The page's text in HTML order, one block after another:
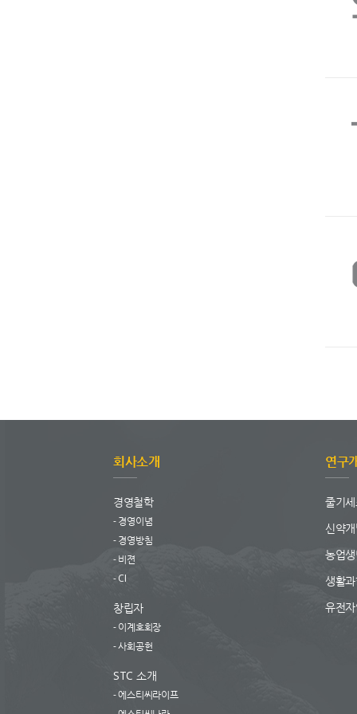
회사소개
경영철학
경영이념
경영방침
비젼
CI
창립자
이계호회장
사회공헌
STC 소개
에스티씨라이프
연구
줄기
신약
농업
생활
유전